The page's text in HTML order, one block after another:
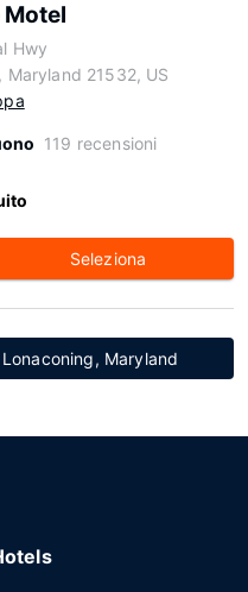
Hwy
Maryland 21532, US
119 recensioni
Seleziona
Maryland